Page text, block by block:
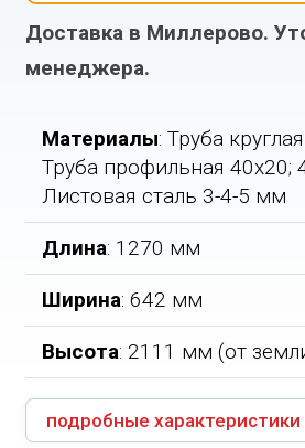
Доставка в Миллерово.
менеджера.
Материалы: Труба
Труба профильная 40х20;
Листовая сталь 3-4-5 мм
Длина: 1270 мм
Ширина: 642 мм
Высота: 2111 мм (от
подробные характеристики